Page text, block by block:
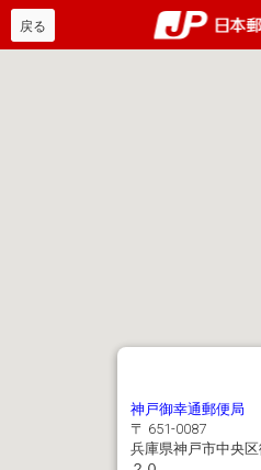
戻る
神戸御幸通郵便局
〒 651-0087
兵庫県神戸市中央